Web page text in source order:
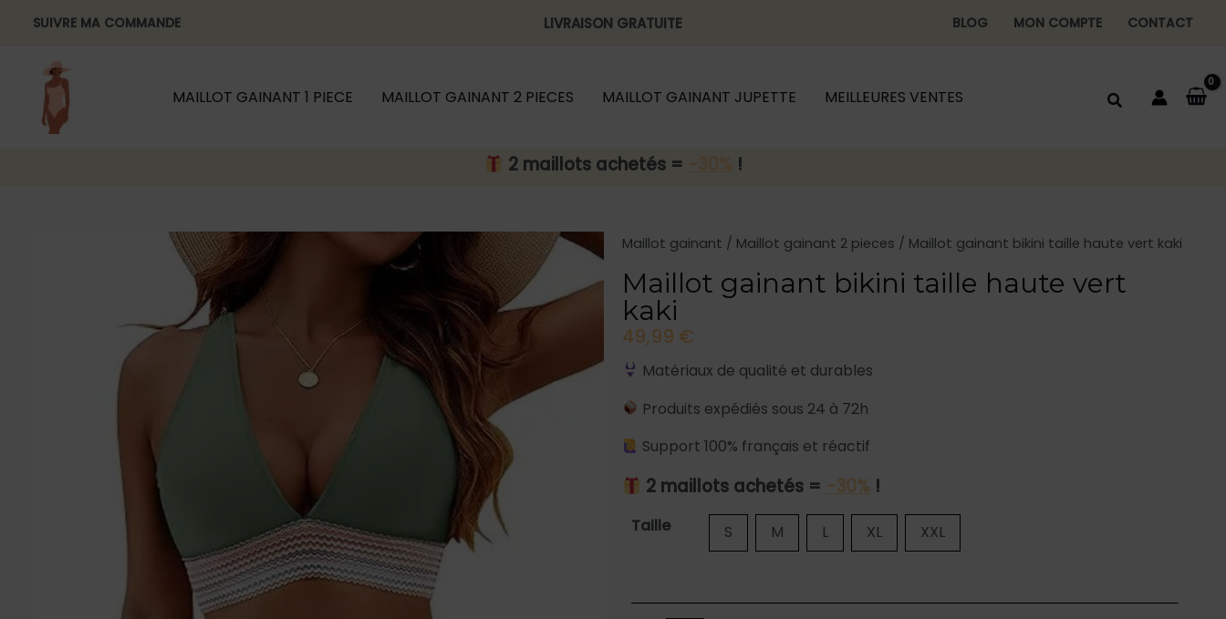
contenu
SUIVRE MA COMMANDE LIVRAISON GRATUITE BLOG MON COMPTE CONTACT
MAILLOT GAINANT 1 PIECE MAILLOT GAINANT 2 PIECES MAILLOT GAINANT JUPETTE MEILLEURES VENTES
2 maillots achetés = !
Maillot gainant / Maillot gainant 2 pieces / Maillot gainant bikini taille haute vert kaki
Maillot gainant bikini taille haute vert
kaki
49,99 €
Matériaux de qualité et durables
Produits expédiés sous 24 à 72h
Support 100% français et réactif
2 maillots achetés = -30% !
Taille S M L XL XXL
quantité
gainant